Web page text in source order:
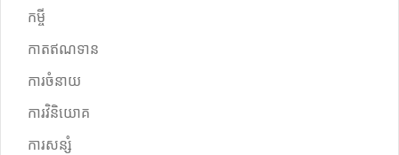
កម្ចី
កាតឥណទាន
ការចំនាយ
ការវិនិយោគ
ការសន្សំ